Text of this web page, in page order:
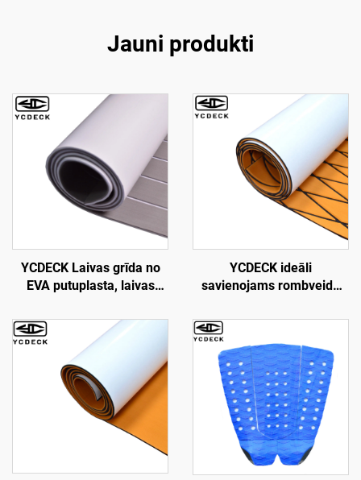
Jauni produkti
YCDECK Laivas grīda no
EVA putuplasta, laivas
koks, jūras grīdas paklājs,
laivas paklājs, laivas
paklāja loksne priekš Jon
laivām, peldplatformai,
stūres postenim, RV grīdai
YCDECK ideāli
savienojams rombveida
loks kajakam, RV, jahtai,
baseinam, riteņbretkam,
skimbordei, pakāpienam